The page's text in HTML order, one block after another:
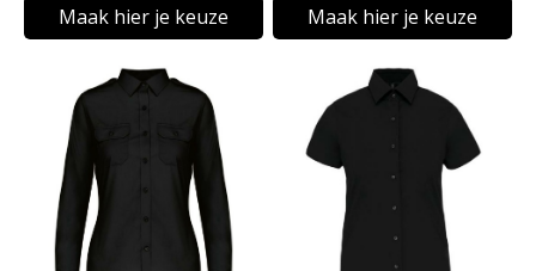
Maak hier je keuze
product
heeft
meerdere
variaties.
Deze
Maak hier je keuze
product
heeft
meerdere
variaties.